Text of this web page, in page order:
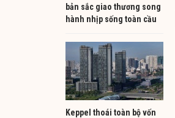
bản sắc giao thương song
hành nhịp sống toàn cầu
Keppel thoái toàn bộ vốn